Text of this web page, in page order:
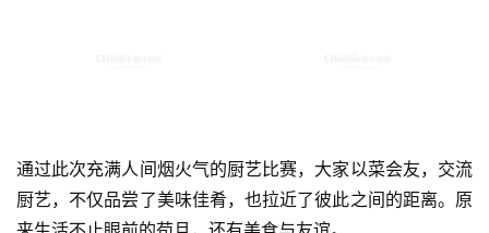
通过此次充满人间烟火气的厨艺比赛，大家以菜会友，交流
厨艺，不仅品尝了美味佳肴，也拉近了彼此之间的距离。原